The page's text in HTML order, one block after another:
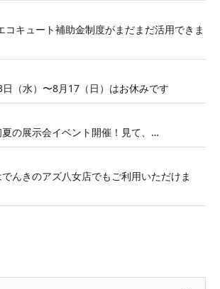
コキュート補助金制度がまだまだ活用できま
日（水）〜8月17（日）はお休みです
の展示会イベント開催！見て、…
でんきのアズ八女店でもご利用いただけま